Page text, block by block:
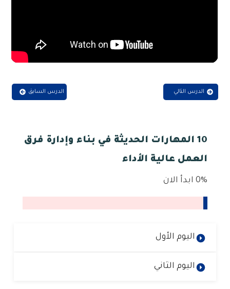
الدرس التالي الدرس السابق
10 المهارات الحديثة في بناء وإدارة فرق
العمل عالية الأداء
0% ابدأ الان
اليوم الأول
اليوم الثاني